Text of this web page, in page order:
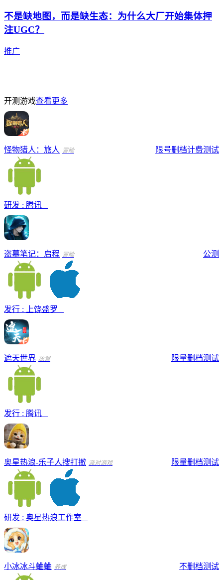
不是缺地图，而是缺生态：为什么大厂开始集体押
注UGC？
推广
开测游戏查看更多
怪物猎人：旅人 冒险 限号删档计费测试
研发 : 腾讯
盗墓笔记：启程 冒险 公测
发行 : 上饶盛罗
遮天世界 放置 限量删档测试
发行 : 腾讯
奥星热浪-乐子人搜打撤 派对游戏 限量删档测试
研发 : 奥星热浪工作室
小冰冰斗蛐蛐 养成 不删档测试